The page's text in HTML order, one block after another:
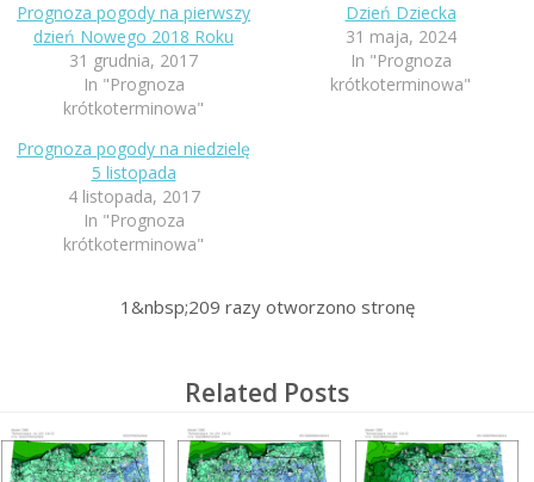
Prognoza pogody na pierwszy
dzień Nowego 2018 Roku
31 grudnia, 2017
In "Prognoza
krótkoterminowa"
Dzień Dziecka
31 maja, 2024
In "Prognoza
krótkoterminowa"
Prognoza pogody na niedzielę
5 listopada
4 listopada, 2017
In "Prognoza
krótkoterminowa"
1&nbsp;209 razy otworzono stronę
Related Posts